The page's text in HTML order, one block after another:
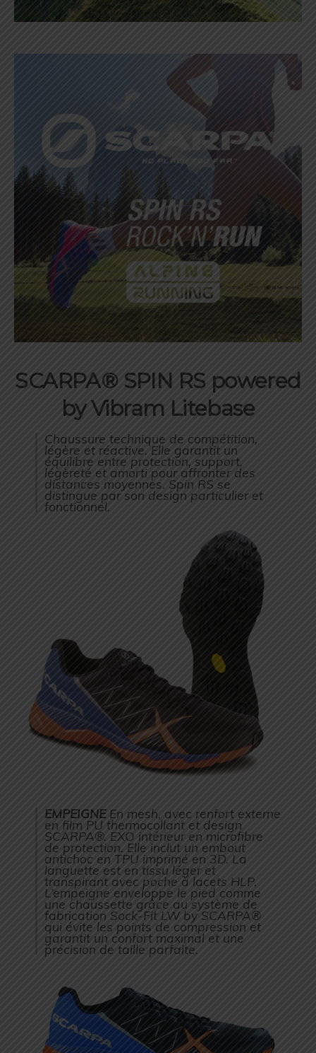
SCARPA® SPIN RS powered
by Vibram Litebase
Chaussure technique de compétition,
légère et réactive. Elle garantit un
équilibre entre protection, support,
légèreté et amorti pour affronter des
distances moyennes. Spin RS se
distingue par son design particulier et
fonctionnel.
EMPEIGNE En mesh, avec renfort externe
en film PU thermocollant et design
SCARPA®. EXO intérieur en microfibre
de protection. Elle inclut un embout
antichoc en TPU imprimé en 3D. La
languette est en tissu léger et
transpirant avec poche à lacets HLP.
L’empeigne enveloppe le pied comme
une chaussette grâce au système de
fabrication Sock-Fit LW by SCARPA®
qui évite les points de compression et
garantit un confort maximal et une
précision de taille parfaite.